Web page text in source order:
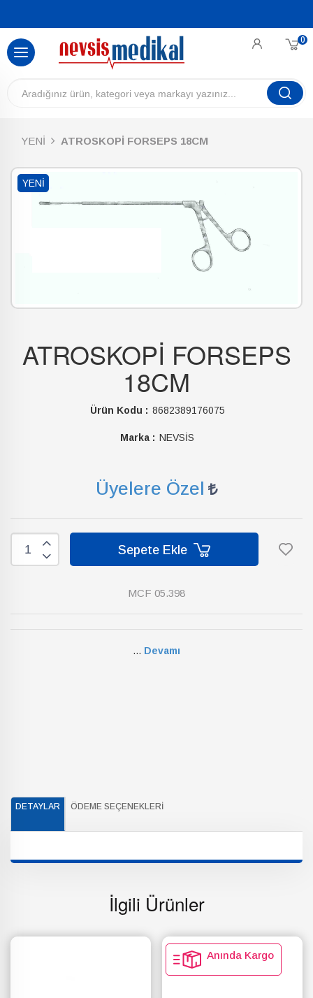
0
YENİ ATROSKOPİ FORSEPS 18CM
YENI
ATROSKOPİ FORSEPS
18CM
Ürün Kodu : 8682389176075
Marka : NEVSİS
Üyelere Özel
Sepete Ekle
MCF 05.398
... Devamı
DETAYLAR ÖDEME SEÇENEKLERI
İlgili Ürünler
Anında Kargo